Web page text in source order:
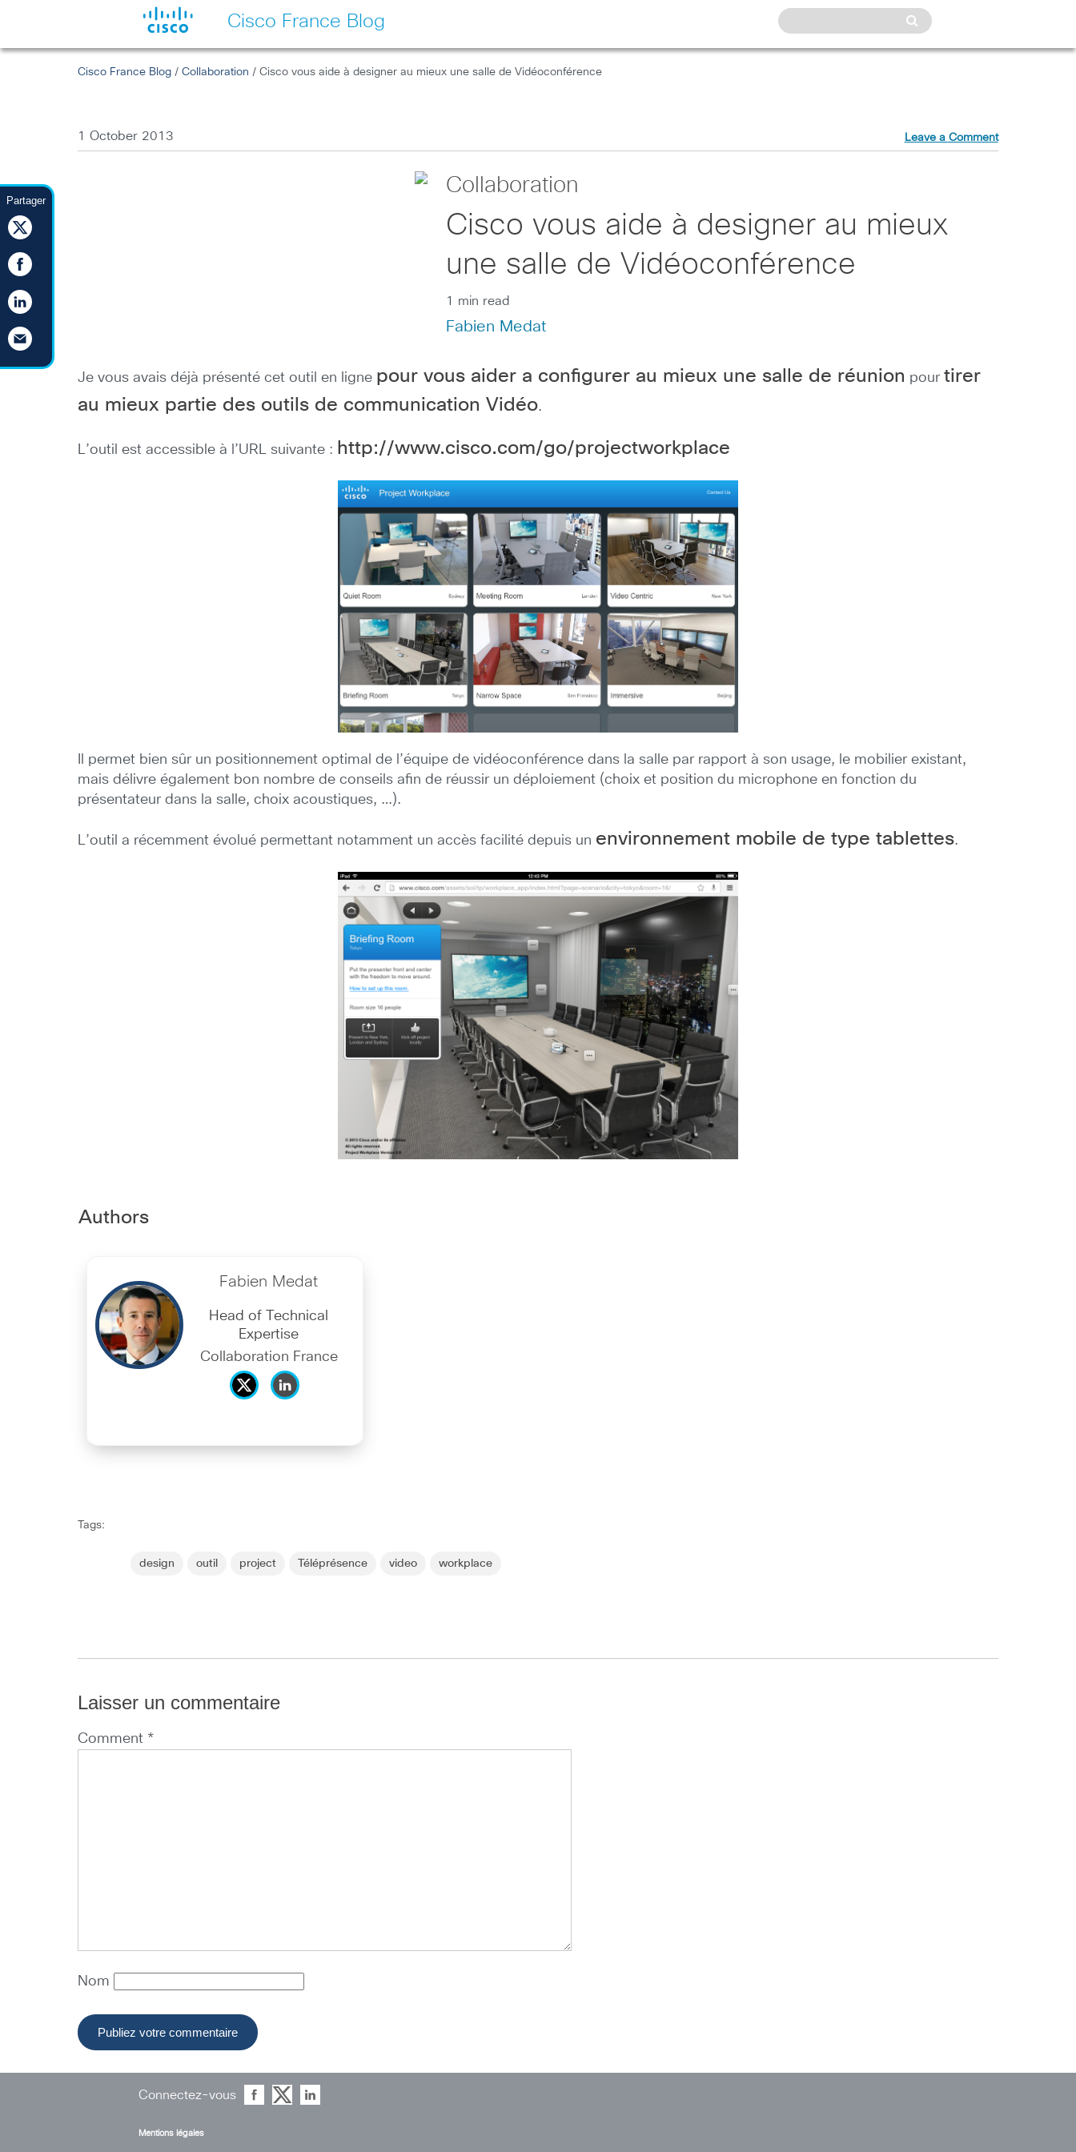
Cisco France Blog
Partager
Cisco France Blog /Collaboration / Cisco vous aide à designer au mieux une salle de Vidéoconférence
1 October 2013 Leave a Comment
Collaboration
Cisco vous aide à designer au mieux
une salle de Vidéoconférence
1 min read
Fabien Medat
Je vous avais déjà présenté cet outil en ligne pour vous aider a configurer au mieux une salle de réunion pourtirer
au mieux partie des outils de communication Vidéo.
L’outil est accessible à l’URL suivante : http://www.cisco.com/go/projectworkplace
Il permet bien sûr un positionnement optimal de l’équipe de vidéoconférence dans la salle par rapport à son usage, le mobilier existant,
mais délivre également bon nombre de conseils afin de réussir un déploiement (choix et position du microphone en fonction du
présentateur dans la salle, choix acoustiques, …).
L’outil a récemment évolué permettant notamment un accès facilité depuis un environnement mobile de type tablettes.
Authors
Fabien Medat
Head of Technical
Expertise
Collaboration France
Tags:
design outil project Téléprésence video workplace
Laisser un commentaire
Comment *
Nom
Connectez-vous
Mentions légales